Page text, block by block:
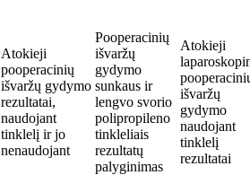
Atokieji
pooperacinių
išvaržų gydymo
rezultatai,
naudojant
tinklelį ir jo
nenaudojant
Pooperacinių
išvaržų
gydymo
sunkaus ir
lengvo svorio
polipropileno
tinkleliais
rezultatų
palyginimas
Atokieji
išvaržų
gydymo
naudojant
tinklelį
rezultatai